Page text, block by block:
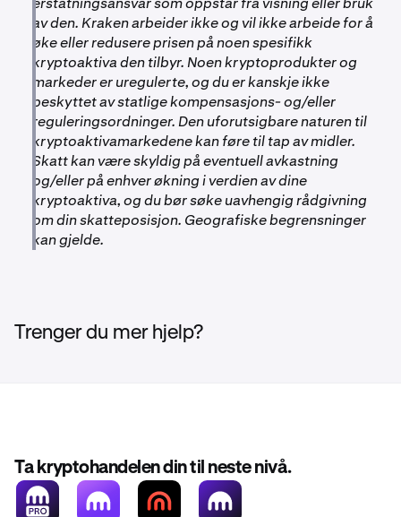
av den. Kraken arbeider ikke og vil ikke arbeide for å
øke eller redusere prisen på noen spesifikk
kryptoaktiva den tilbyr. Noen kryptoprodukter og
markeder er uregulerte, og du er kanskje ikke
beskyttet av statlige kompensasjons- og/eller
reguleringsordninger. Den uforutsigbare naturen til
kryptoaktivamarkedene kan føre til tap av midler.
Skatt kan være skyldig på eventuell avkastning
og/eller på enhver økning i verdien av dine
kryptoaktiva, og du bør søke uavhengig rådgivning
om din skatteposisjon. Geografiske begrensninger
kan gjelde.
Trenger du mer hjelp?
Ta kryptohandelen din til neste nivå.